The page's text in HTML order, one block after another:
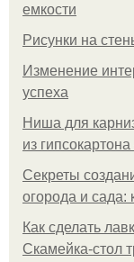
емкости
Рисунки на
Изменение
успеха
Ниша для
из
Секреты
огорода и сада:
Как сделать
Скамейка-стол